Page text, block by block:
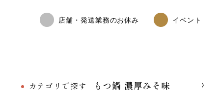
カテゴリで探す
もつ鍋 濃厚みそ味
店舗・発送業務のお休み イベント